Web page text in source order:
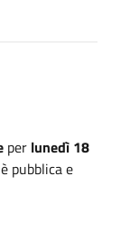
per lunedì 18
pubblica e